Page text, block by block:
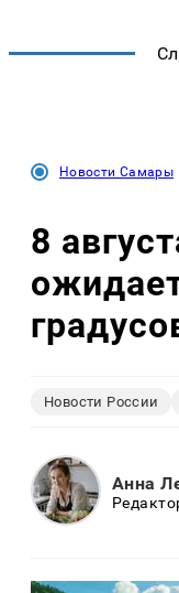
Новости Самары
8
Новости России
Анна